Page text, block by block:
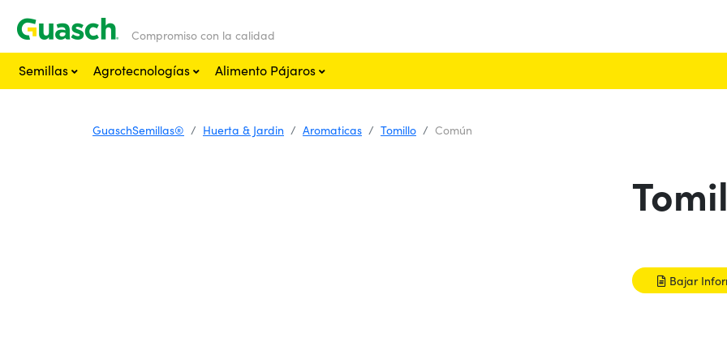
Compromiso con la calidad
Semillas
Agrotecnologías Alimento Pájaros
GuaschSemillas® Huerta & Jardin Aromaticas Tomillo Común
Bajar